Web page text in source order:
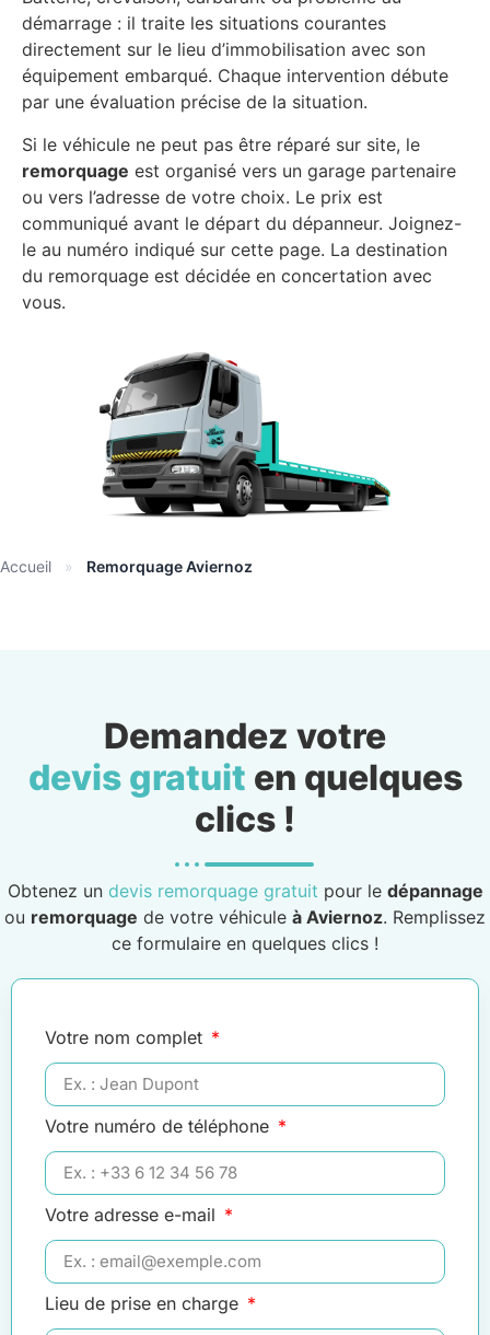
démarrage : il traite les situations courantes
directement sur le lieu d’immobilisation avec son
équipement embarqué. Chaque intervention débute
par une évaluation précise de la situation.
Si le véhicule ne peut pas être réparé sur site, le
remorquage est organisé vers un garage partenaire
ou vers l’adresse de votre choix. Le prix est
communiqué avant le départ du dépanneur. Joignez-
le au numéro indiqué sur cette page. La destination
du remorquage est décidée en concertation avec
vous.
Accueil » Remorquage Aviernoz
Demandez votre
devis gratuit en quelques
clics !
Obtenez un devis remorquage gratuit pour le dépannage
ou remorquage de votre véhicule à Aviernoz. Remplissez
ce formulaire en quelques clics !
Votre nom complet
Votre numéro de téléphone
Votre adresse e-mail
Lieu de prise en charge